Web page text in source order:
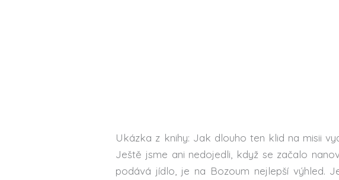
Ukázka z knihy: Jak dlouho ten klid na misii
Ještě jsme ani nedojedli, když se začalo
podává jídlo, je na Bozoum nejlepší výhled.